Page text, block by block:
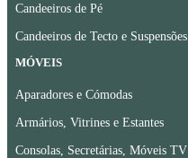
Candeeiros de Pé
Candeeiros de Tecto e Suspensões
MÓVEIS
Aparadores e Cómodas
Armários, Vitrines e Estantes
Consolas, Secretárias, Móveis TV